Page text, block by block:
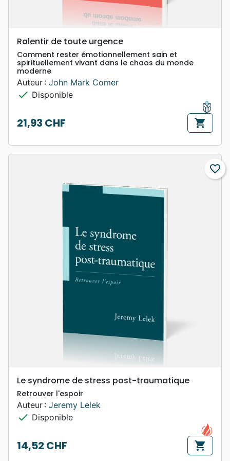
Ralentir de toute urgence
Comment rester émotionnellement sain et
spirituellement vivant dans le chaos du monde
moderne
Auteur : John Mark Comer
check Disponible
Prix
21,93 CHF shopping_cart
favorite_border
Le syndrome de stress post-traumatique
Retrouver l'espoir
Auteur : Jeremy Lelek
check Disponible
Prix
14,52 CHF shopping_cart